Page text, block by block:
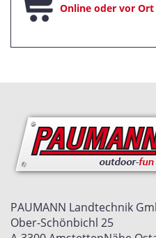
Online oder vor
PAUMANN Landtechnik
Ober-Schönbichl 25